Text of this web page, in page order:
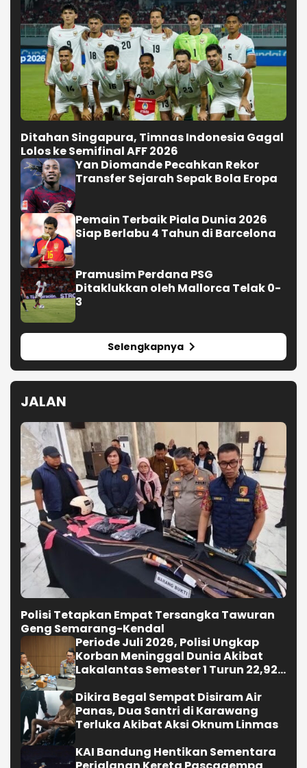
Transfer Sejarah Sepak Bola Eropa
Pemain Terbaik Piala Dunia 2026
Siap Berlabu 4 Tahun di Barcelona
Pramusim Perdana PSG
Ditaklukkan oleh Mallorca Telak 0-
3
Selengkapnya
JALAN
Polisi Tetapkan Empat Tersangka Tawuran
Geng Semarang-Kendal
Periode Juli 2026, Polisi Ungkap
Korban Meninggal Dunia Akibat
Lakalantas Semester 1 Turun 22,92
Persen
Dikira Begal Sempat Disiram Air
Panas, Dua Santri di Karawang
Terluka Akibat Aksi Oknum Linmas
KAI Bandung Hentikan Sementara
Perjalanan Kereta Pascagempa
Pangandaran
Selengkapnya
Headline Grup Media
BeritaKarawang Kekinian